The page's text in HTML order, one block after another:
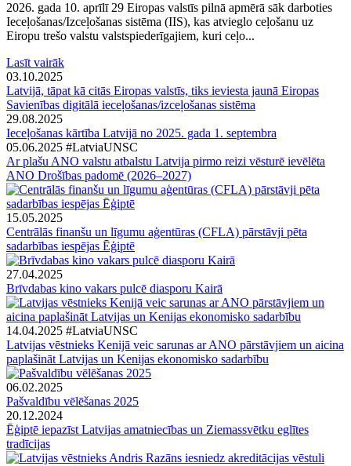
2026. gada 10. aprīlī 29 Eiropas valstīs pilnā apmērā sāk darboties
Ieceļošanas/Izceļošanas sistēma (IIS), kas atvieglo ceļošanu uz
Eiropu trešo valstu valstspiederīgajiem, kuri ceļo...
Lasīt vairāk
03.10.2025
Latvijā, tāpat kā citās Eiropas valstīs, tiks ieviesta jaunā Eiropas
Savienības digitālā ieceļošanas/izceļošanas sistēma
29.08.2025
Ieceļošanas kārtība Latvijā no 2025. gada 1. septembra
05.06.2025 #LatviaUNSC
Ar plašu ANO valstu atbalstu Latvija pirmo reizi vēsturē ievēlēta
ANO Drošības padomē (2026–2027)
15.05.2025
Centrālās finanšu un līgumu aģentūras (CFLA) pārstāvji pēta
sadarbības iespējas Ēģiptē
27.04.2025
Brīvdabas kino vakars pulcē diasporu Kairā
14.04.2025 #LatviaUNSC
Latvijas vēstnieks Kenijā veic sarunas ar ANO pārstāvjiem un aicina
paplašināt Latvijas un Kenijas ekonomisko sadarbību
06.02.2025
Pašvaldību vēlēšanas 2025
20.12.2024
Ēģiptē iepazīst Latvijas amatniecības un Ziemassvētku eglītes
tradīcijas